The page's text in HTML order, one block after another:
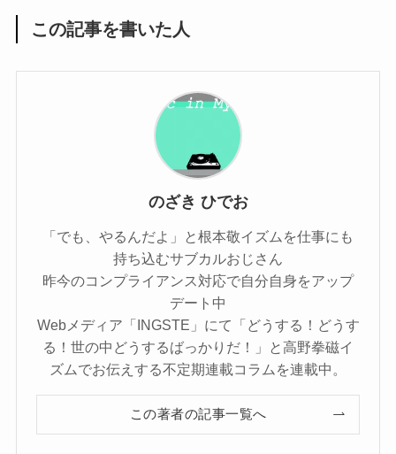
この記事を書いた人
のざき ひでお
「でも、やるんだよ」と根本敬イズムを仕事にも
持ち込むサブカルおじさん
昨今のコンプライアンス対応で自分自身をアップ
デート中
Webメディア「INGSTE」にて「どうする！どうす
る！世の中どうするばっかりだ！」と高野拳磁イ
ズムでお伝えする不定期連載コラムを連載中。
この著者の記事一覧へ